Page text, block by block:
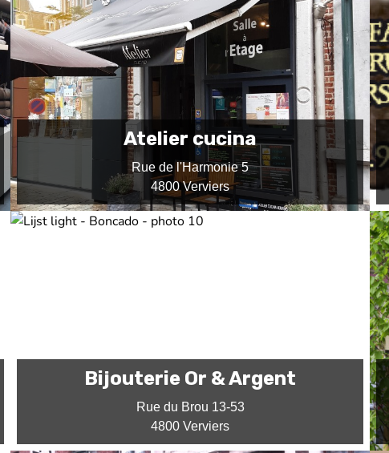
Atelier cucina
Rue de l'Harmonie 5
4800 Verviers
Bijouterie Or & Argent
Rue du Brou 13-53
4800 Verviers